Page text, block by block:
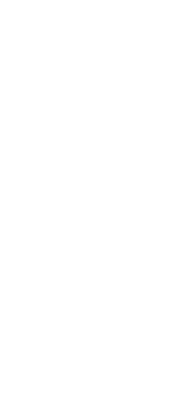
на квдратной розетке